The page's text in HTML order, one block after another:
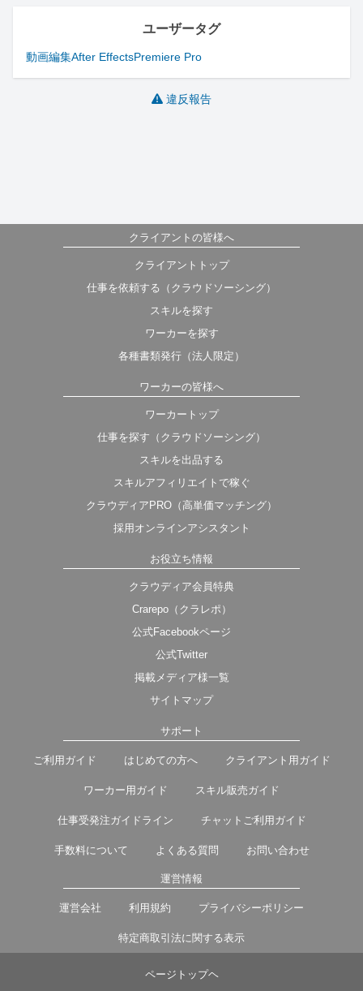
ユーザータグ
動画編集After EffectsPremiere Pro
違反報告
クライアントの皆様へ
クライアントトップ
仕事を依頼する（クラウドソーシング）
スキルを探す
ワーカーを探す
各種書類発行（法人限定）
ワーカーの皆様へ
ワーカートップ
仕事を探す（クラウドソーシング）
スキルを出品する
スキルアフィリエイトで稼ぐ
クラウディアPRO（高単価マッチング）
採用オンラインアシスタント
お役立ち情報
クラウディア会員特典
Crarepo（クラレポ）
公式Facebookページ
公式Twitter
掲載メディア様一覧
サイトマップ
サポート
ご利用ガイド はじめての方へ クライアント用ガイド
ワーカー用ガイド スキル販売ガイド
仕事受発注ガイドライン チャットご利用ガイド
手数料について よくある質問 お問い合わせ
運営情報
運営会社 利用規約 プライバシーポリシー
特定商取引法に関する表示
ページトップヘ